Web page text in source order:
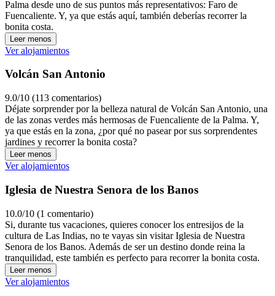
Palma desde uno de sus puntos más representativos: Faro de
Fuencaliente. Y, ya que estás aquí, también deberías recorrer la
bonita costa.
Leer menos
Ver alojamientos
Volcán San Antonio
9.0/10 (113 comentarios)
Déjate sorprender por la belleza natural de Volcán San Antonio, una
de las zonas verdes más hermosas de Fuencaliente de la Palma. Y,
ya que estás en la zona, ¿por qué no pasear por sus sorprendentes
jardines y recorrer la bonita costa?
Leer menos
Ver alojamientos
Iglesia de Nuestra Senora de los Banos
10.0/10 (1 comentario)
Si, durante tus vacaciones, quieres conocer los entresijos de la
cultura de Las Indias, no te vayas sin visitar Iglesia de Nuestra
Senora de los Banos. Además de ser un destino donde reina la
tranquilidad, este también es perfecto para recorrer la bonita costa.
Leer menos
Ver alojamientos